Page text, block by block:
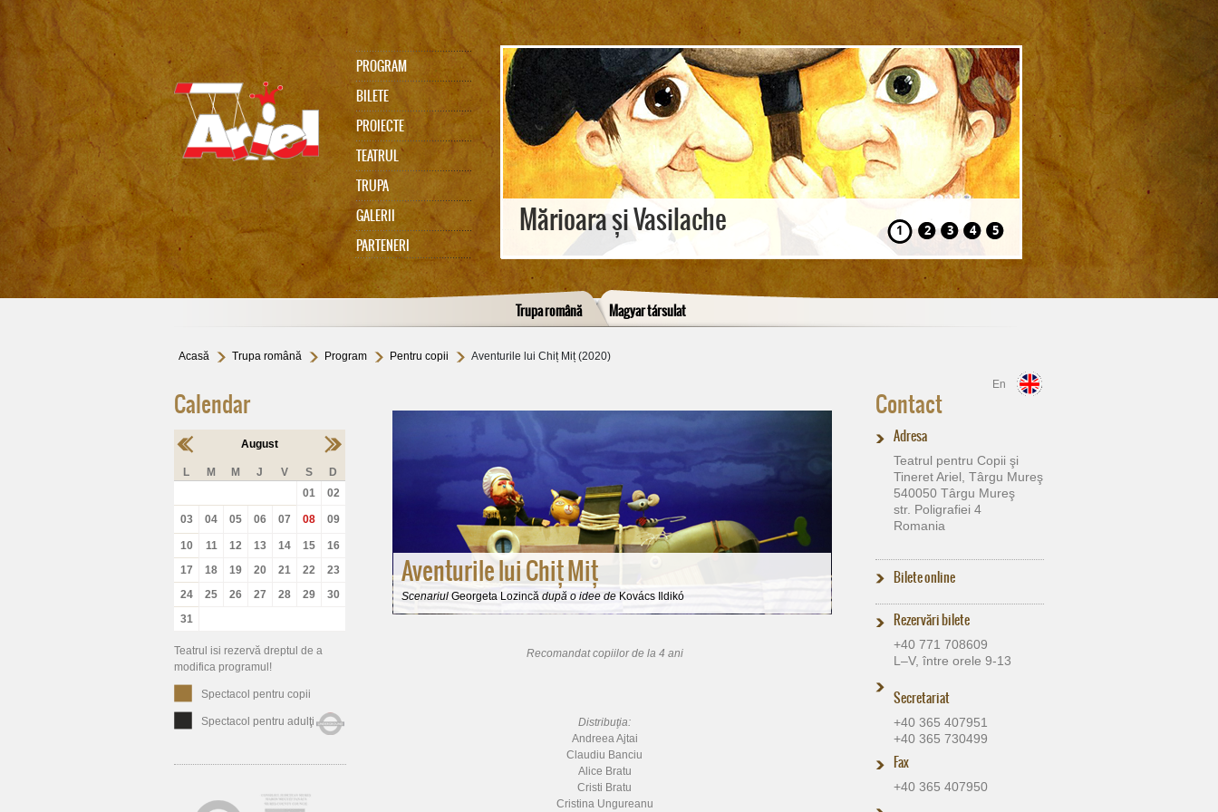
PROGRAM
BILETE
PROIECTE
TEATRUL
TRUPA
GALERII
PARTENERI
75
memoriam Gabi Cadariu
Mărioara și Vasilache Hansel și Gretel
1 2 3 4 5
Trupa română Magyar társulat
Acasă Trupa română Program Pentru copii Aventurile lui Chiț Miț (2020)
En
Calendar
August
L M M J V S
D
01
02
03 04 05 06 07 08 09
10 11 12 13 14 15
16
17
18 19 20 21 22
23
24
25 26 27 28 29
30
31
Teatrul isi rezervă dreptul de a
modifica programul!
Spectacol pentru copii
Spectacol pentru adulţi
Aventurile lui Chiț Miț
Scenariul Georgeta Lozincă după o idee de Kovács Ildikó
Recomandat copiilor de la 4 ani
Distribuţia:
Andreea Ajtai
Claudiu Banciu
Alice Bratu
Cristi Bratu
Cristina Ungureanu
Contact
Adresa
Teatrul pentru Copii şi
Tineret Ariel, Târgu Mureş
540050 Târgu Mureş
str. Poligrafiei 4
Romania
Bilete online
Rezervări bilete
+40 771 708609
L–V, între orele 9-13
Secretariat
+40 365 407951
+40 365 730499
Fax
+40 365 407950